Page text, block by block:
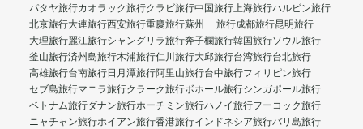
パタヤ旅行カオラック旅行クラビ旅行中国旅行上海旅行ハルビン旅行
北京旅行大連旅行西安旅行重慶旅行蘇州 旅行成都旅行昆明旅行
大理旅行麗江旅行シャングリラ旅行奔子欄旅行韓国旅行ソウル旅行
釜山旅行済州島旅行木浦旅行仁川旅行大邱旅行台湾旅行台北旅行
高雄旅行台南旅行日月潭旅行阿里山旅行台中旅行フィリピン旅行
セブ島旅行マニラ旅行クラーク旅行ボホール旅行シンガポール旅行
ベトナム旅行ダナン旅行ホーチミン旅行ハノイ旅行フーコック旅行
ニャチャン旅行ホイアン旅行香港旅行インドネシア旅行バリ島旅行